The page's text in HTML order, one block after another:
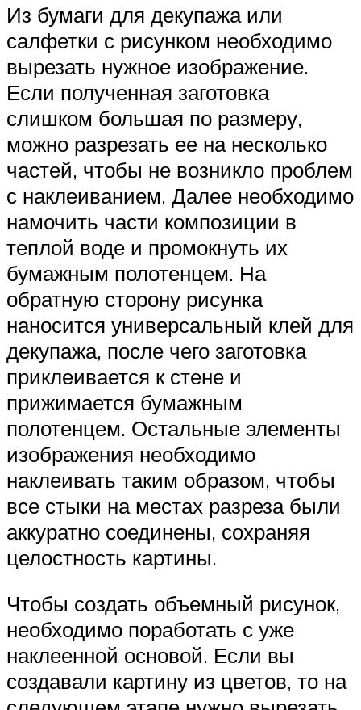
Из бумаги для декупажа или
салфетки с рисунком необходимо
вырезать нужное изображение.
Если полученная заготовка
слишком большая по размеру,
можно разрезать ее на несколько
частей, чтобы не возникло проблем
с наклеиванием. Далее необходимо
намочить части композиции в
теплой воде и промокнуть их
бумажным полотенцем. На
обратную сторону рисунка
наносится универсальный клей для
декупажа, после чего заготовка
приклеивается к стене и
прижимается бумажным
полотенцем. Остальные элементы
изображения необходимо
наклеивать таким образом, чтобы
все стыки на местах разреза были
аккуратно соединены, сохраняя
целостность картины.
Чтобы создать объемный рисунок,
необходимо поработать с уже
наклеенной основой. Если вы
создавали картину из цветов, то на